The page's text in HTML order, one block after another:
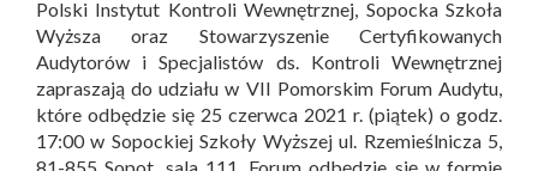
Polski Instytut Kontroli Wewnętrznej, Sopocka Szkoła
Wyższa oraz Stowarzyszenie Certyfikowanych
Audytorów i Specjalistów ds. Kontroli Wewnętrznej
zapraszają do udziału w VII Pomorskim Forum Audytu,
które odbędzie się 25 czerwca 2021 r. (piątek) o godz.
17:00 w Sopockiej Szkoły Wyższej ul. Rzemieślnicza 5,
81-855 Sopot, sala 111. Forum odbędzie się w formie